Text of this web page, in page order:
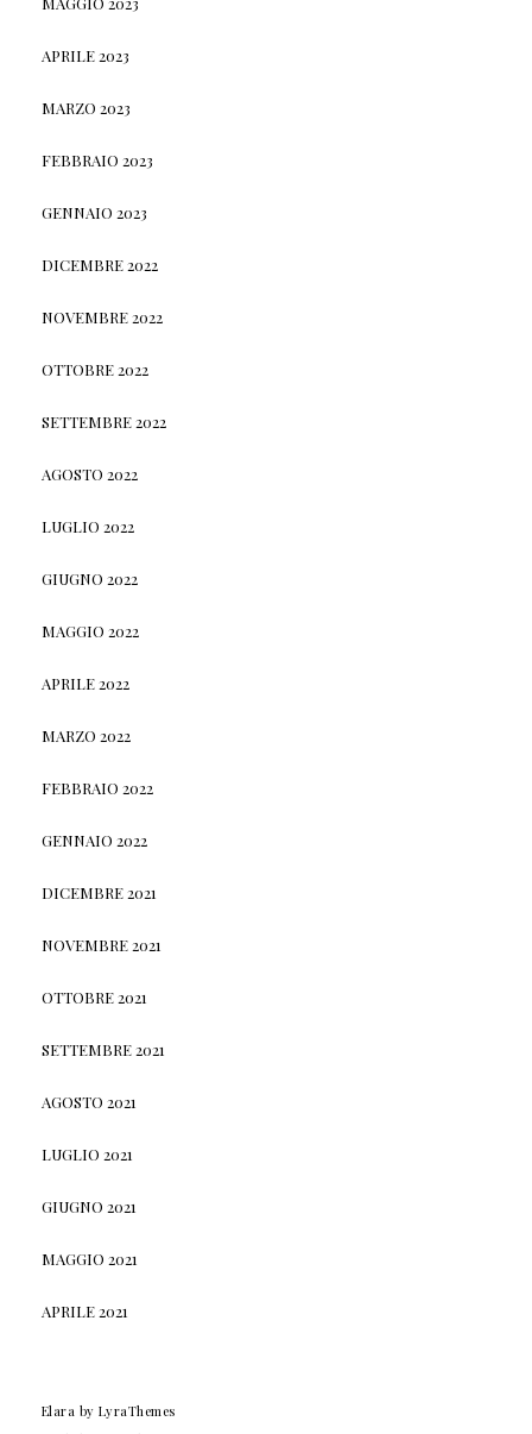
APRILE 2023
MARZO 2023
FEBBRAIO 2023
GENNAIO 2023
DICEMBRE 2022
NOVEMBRE 2022
OTTOBRE 2022
SETTEMBRE 2022
AGOSTO 2022
LUGLIO 2022
GIUGNO 2022
MAGGIO 2022
APRILE 2022
MARZO 2022
FEBBRAIO 2022
GENNAIO 2022
DICEMBRE 2021
NOVEMBRE 2021
OTTOBRE 2021
SETTEMBRE 2021
AGOSTO 2021
LUGLIO 2021
GIUGNO 2021
MAGGIO 2021
APRILE 2021
Elara by LyraThemes